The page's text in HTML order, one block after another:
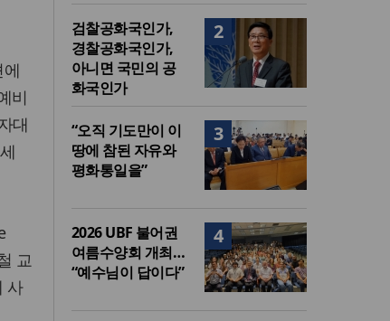
비
대
교
사
2
검찰공화국인가,
경찰공화국인가,
아니면 국민의 공
화국인가
3
“오직 기도만이 이
땅에 참된 자유와
평화통일을”
4
2026 UBF 불어권
여름수양회 개최…
“예수님이 답이다”